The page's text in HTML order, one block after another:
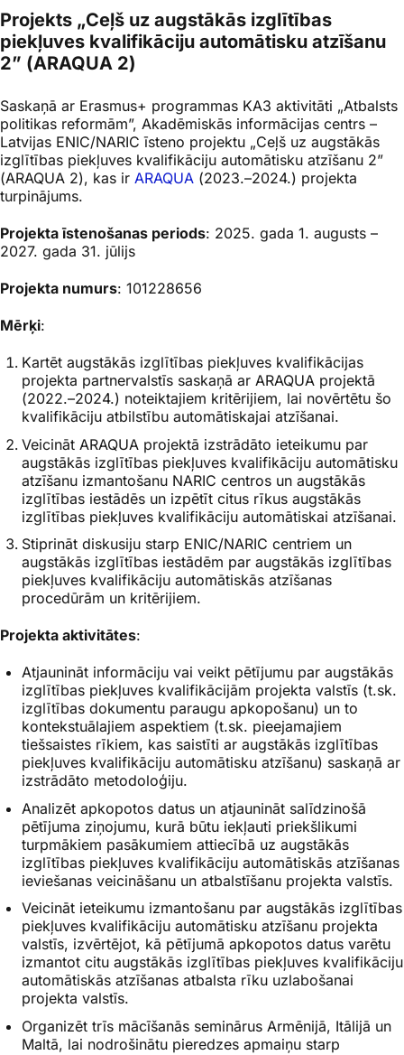
Projekts „Ceļš uz augstākās izglītības
piekļuves kvalifikāciju automātisku atzīšanu
2” (ARAQUA 2)
Saskaņā ar Erasmus+ programmas KA3 aktivitāti „Atbalsts
politikas reformām”, Akadēmiskās informācijas centrs –
Latvijas ENIC/NARIC īsteno projektu „Ceļš uz augstākās
izglītības piekļuves kvalifikāciju automātisku atzīšanu 2”
(ARAQUA 2), kas ir ARAQUA (2023.–2024.) projekta
turpinājums.
Projekta īstenošanas periods: 2025. gada 1. augusts –
2027. gada 31. jūlijs
Projekta numurs: 101228656
Mērķi:
Kartēt augstākās izglītības piekļuves kvalifikācijas
projekta partnervalstīs saskaņā ar ARAQUA projektā
(2022.–2024.) noteiktajiem kritērijiem, lai novērtētu šo
kvalifikāciju atbilstību automātiskajai atzīšanai.
Veicināt ARAQUA projektā izstrādāto ieteikumu par
augstākās izglītības piekļuves kvalifikāciju automātisku
atzīšanu izmantošanu NARIC centros un augstākās
izglītības iestādēs un izpētīt citus rīkus augstākās
izglītības piekļuves kvalifikāciju automātiskai atzīšanai.
Stiprināt diskusiju starp ENIC/NARIC centriem un
augstākās izglītības iestādēm par augstākās izglītības
piekļuves kvalifikāciju automātiskās atzīšanas
procedūrām un kritērijiem.
Projekta aktivitātes:
Atjaunināt informāciju vai veikt pētījumu par augstākās
izglītības piekļuves kvalifikācijām projekta valstīs (t.sk.
izglītības dokumentu paraugu apkopošanu) un to
kontekstuālajiem aspektiem (t.sk. pieejamajiem
tiešsaistes rīkiem, kas saistīti ar augstākās izglītības
piekļuves kvalifikāciju automātisku atzīšanu) saskaņā ar
izstrādāto metodoloģiju.
Analizēt apkopotos datus un atjaunināt salīdzinošā
pētījuma ziņojumu, kurā būtu iekļauti priekšlikumi
turpmākiem pasākumiem attiecībā uz augstākās
izglītības piekļuves kvalifikāciju automātiskās atzīšanas
ieviešanas veicināšanu un atbalstīšanu projekta valstīs.
Veicināt ieteikumu izmantošanu par augstākās izglītības
piekļuves kvalifikāciju automātisku atzīšanu projekta
valstīs, izvērtējot, kā pētījumā apkopotos datus varētu
izmantot citu augstākās izglītības piekļuves kvalifikāciju
automātiskās atzīšanas atbalsta rīku uzlabošanai
projekta valstīs.
Organizēt trīs mācīšanās seminārus Armēnijā, Itālijā un
Maltā, lai nodrošinātu pieredzes apmaiņu starp